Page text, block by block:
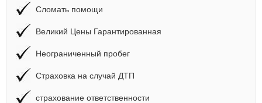
Сломать помощи
Великий Цены Гарантированная
Неограниченный пробег
Страховка на случай ДТП
страхование ответственности